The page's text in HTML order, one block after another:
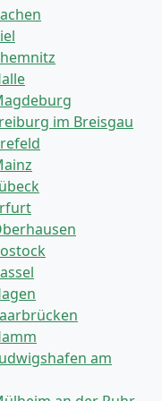
im Breisgau
am